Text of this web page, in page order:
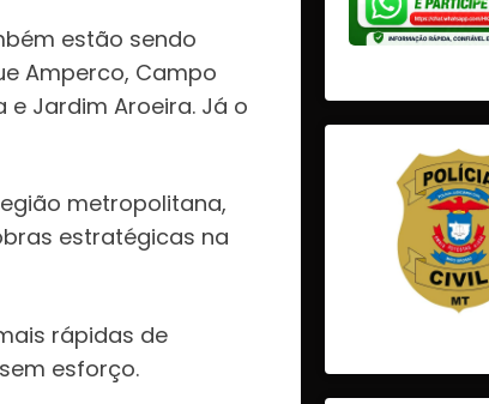
estão sendo
Amperco, Campo
e Jardim Aroeira. Já o
metropolitana,
estratégicas na
rápidas de
esforço.